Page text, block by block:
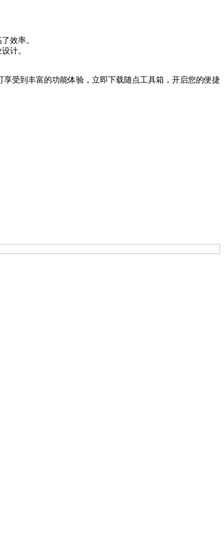
效率。
计。
受到丰富的功能体验，立即下载随点工具箱，开启您的便捷